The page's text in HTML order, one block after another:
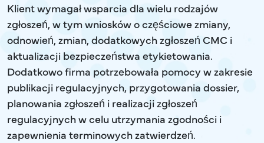
Klient wymagał wsparcia dla wielu rodzajów
zgłoszeń, w tym wniosków o częściowe zmiany,
odnowień, zmian, dodatkowych zgłoszeń CMC i
aktualizacji bezpieczeństwa etykietowania.
Dodatkowo firma potrzebowała pomocy w zakresie
publikacji regulacyjnych, przygotowania dossier,
planowania zgłoszeń i realizacji zgłoszeń
regulacyjnych w celu utrzymania zgodności i
zapewnienia terminowych zatwierdzeń.